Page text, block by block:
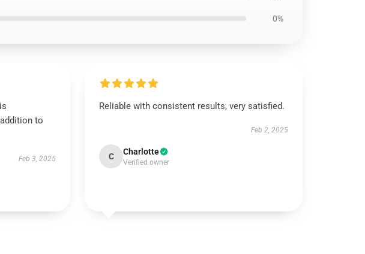
0%
to
Feb 3, 2025
Reliable with consistent results, very satisfied.
Feb 2, 2025
C Charlotte
Verified owner